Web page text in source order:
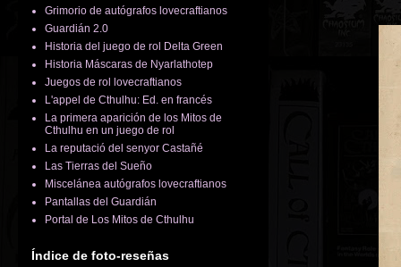
Grimorio de autógrafos lovecraftianos
Guardián 2.0
Historia del juego de rol Delta Green
Historia Máscaras de Nyarlathotep
Juegos de rol lovecraftianos
L'appel de Cthulhu: Ed. en francés
La primera aparición de los Mitos de
Cthulhu en un juego de rol
La reputació del senyor Castañé
Las Tierras del Sueño
Miscelánea autógrafos lovecraftianos
Pantallas del Guardián
Portal de Los Mitos de Cthulhu
Índice de foto-reseñas